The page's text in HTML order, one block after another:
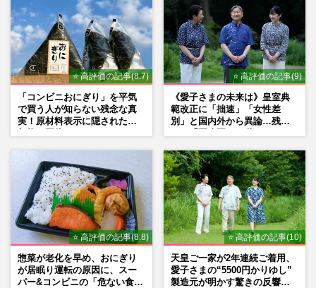
⭐ 高評価の記事(8.7)
「コンビニおにぎり」を平気
で買う人が知らない残念な真
実！原材料表示に隠された添
⭐ 高評価の記事(9)
《愛子さまの未来は》皇室典
範改正に「拙速」「女性差
別」と国内外から異論…残さ
⭐ 高評価の記事(8.8)
惣菜が老化を早め、おにぎり
が居眠り運転の原因に、スー
パー&コンビニの「危ない食
⭐ 高評価の記事(10)
天皇ご一家が2年連続ご着用、
愛子さまの“5500円かりゆし”
製造元が明かす驚きの反響